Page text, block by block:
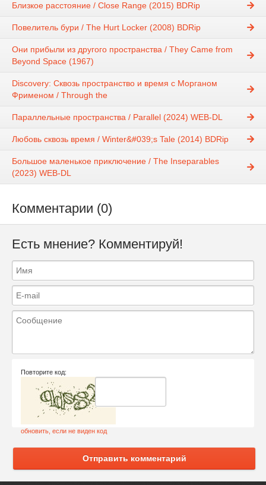
Близкое расстояние / Close Range (2015) BDRip
Повелитель бури / The Hurt Locker (2008) BDRip
Они прибыли из другого пространства / They Came from
Beyond Space (1967)
Discovery: Сквозь пространство и время с Морганом
Фрименом / Through the
Параллельные пространства / Parallel (2024) WEB-DL
Любовь сквозь время / Winter&#039;s Tale (2014) BDRip
Большое маленькое приключение / The Inseparables
(2023) WEB-DL
Комментарии (0)
Есть мнение? Комментируй!
Повторите код:
обновить, если не виден код
Отправить комментарий